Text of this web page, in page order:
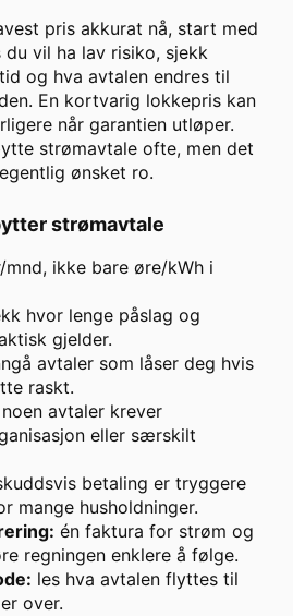
pris akkurat nå, start med
vil ha lav risiko, sjekk
og hva avtalen endres til
En kortvarig lokkepris kan
når garantien utløper.
strømavtale ofte, men det
ønsket ro.
strømavtale
mnd, ikke bare øre/kWh i
hvor lenge påslag og
gjelder.
avtaler som låser deg hvis
raskt.
noen avtaler krever
eller særskilt
betaling er tryggere
mange husholdninger.
én faktura for strøm og
regningen enklere å følge.
les hva avtalen flyttes til
over.